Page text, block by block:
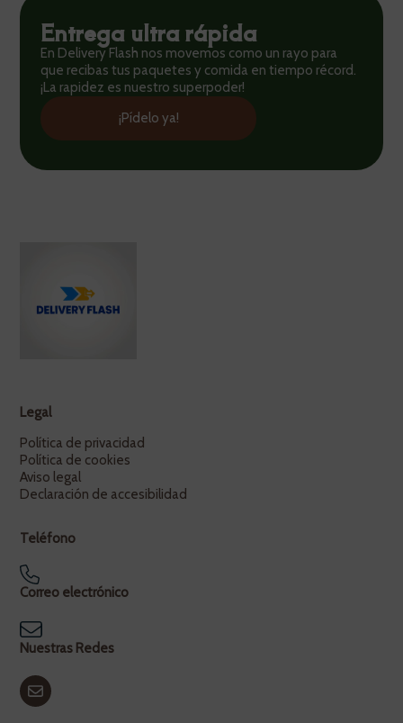
Entrega ultra rápida
En Delivery Flash nos movemos como un rayo para
que recibas tus paquetes y comida en tiempo récord.
¡La rapidez es nuestro superpoder!
¡Pídelo ya!
Legal
Política de privacidad
Política de cookies
Aviso legal
Declaración de accesibilidad
Teléfono
Correo electrónico
Nuestras Redes